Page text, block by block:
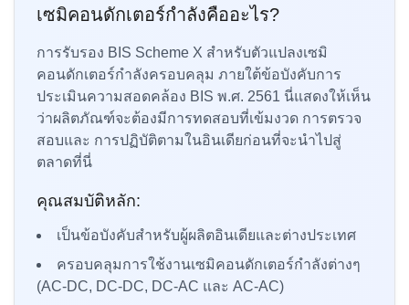
เซมิคอนดักเตอร์กำลังคืออะไร?
การรับรอง BIS Scheme X สำหรับตัวแปลงเซมิ
คอนดักเตอร์กำลังครอบคลุม ภายใต้ข้อบังคับการ
ประเมินความสอดคล้อง BIS พ.ศ. 2561 นี่แสดงให้เห็น
ว่าผลิตภัณฑ์จะต้องมีการทดสอบที่เข้มงวด การตรวจ
สอบและ การปฏิบัติตามในอินเดียก่อนที่จะนำไปสู่
ตลาดที่นี่
คุณสมบัติหลัก:
เป็นข้อบังคับสำหรับผู้ผลิตอินเดียและต่างประเทศ
ครอบคลุมการใช้งานเซมิคอนดักเตอร์กำลังต่างๆ
(AC-DC, DC-DC, DC-AC และ AC-AC)